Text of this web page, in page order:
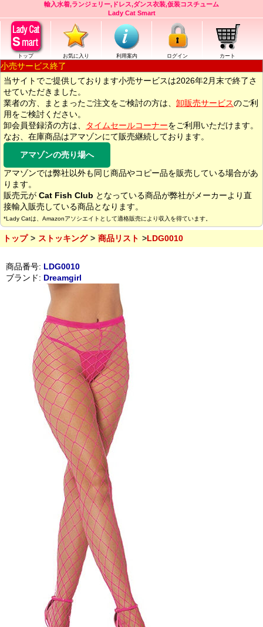
輸入水着,ランジェリー,ドレス,ダンス衣装,仮装コスチューム
Lady Cat Smart
トップ お気に入り 利用案内 ログイン カート
小売サービス終了
当サイトでご提供しております小売サービスは2026年2月末で終了さ
せていただきました。
業者の方、まとまったご注文をご検討の方は、 卸販売サービスのご利
用をご検討ください。
卸会員登録済の方は、
タイムセールコーナーをご利用いただけます。
なお、在庫商品はアマゾンにて販売継続しております。
アマゾンの売り場へ
アマゾンでは弊社以外も同じ商品やコピー品を販売している場合があ
ります。
販売元が Cat Fish Club となっている商品が弊社がメーカーより直
接輸入販売している商品となります。
*Lady Catは、Amazonアソシエイトとして適格販売により収入を得ています。
トップ ストッキング 商品リスト LDG0010
商品番号: LDG0010
ブランド: Dreamgirl